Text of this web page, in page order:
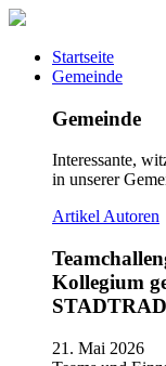
Startseite
Gemeinde
Gemeinde
Interessante,
in unserer
ArtikelAutoren
Kollegium
21. Mai 2026